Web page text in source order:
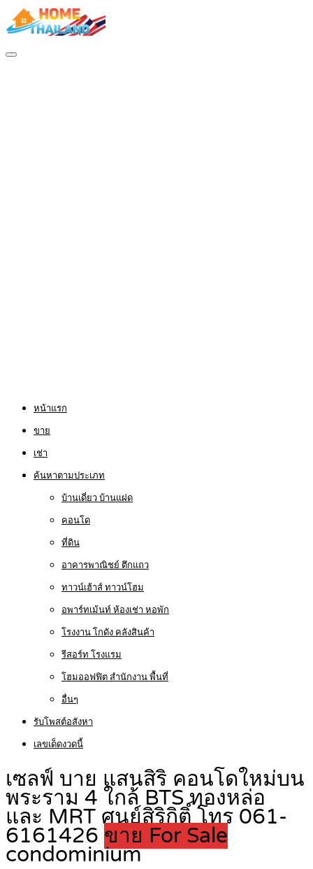
หน้าแรก
ขาย
เช่า
ค้นหาตามประเภท
บ้านเดี่ยว บ้านแฝด
คอนโด
ที่ดิน
อาคารพาณิชย์ ตึกแถว
ทาวน์เฮ้าส์ ทาวน์โฮม
อพาร์ทเม้นท์ ห้องเช่า หอพัก
โรงงาน โกดัง คลังสินค้า
รีสอร์ท โรงแรม
โฮมออฟฟิต สำนักงาน พื้นที่
อื่นๆ
รับโพสต์อสังหา
เลขเด็ดงวดนี้
เซลฟ์ บาย แสนสิริ คอนโดใหม่บน
พระราม 4 ใกล้ BTS ทองหล่อ
และ MRT ศูนย์สิริกิติ์ โทร 061-
6161426 ขาย For Sale
condominium